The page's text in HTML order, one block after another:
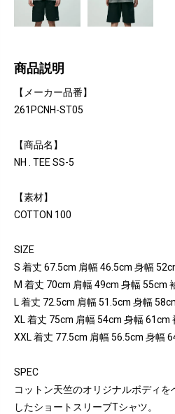
商品説明
【メーカー品番】
261PCNH-ST05
【商品名】
NH . TEE SS-5
【素材】
COTTON 100
SIZE
S 着丈 67.5cm 肩幅 46.5cm 身幅
M 着丈 70cm 肩幅 49cm 身幅 55cm
L 着丈 72.5cm 肩幅 51.5cm 身幅
XL 着丈 75cm 肩幅 54cm 身幅 61cm
XXL 着丈 77.5cm 肩幅 56.5cm 身幅
SPEC
コットン天竺のオリジナルボディ
したショートスリーブTシャツ。